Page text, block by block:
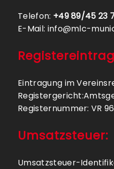
Telefon: +49 89/45 23
E-Mail: info@mlc-
Eintragung im
Registernummer: VR
Umsatzsteuer:
Umsatzsteuer-